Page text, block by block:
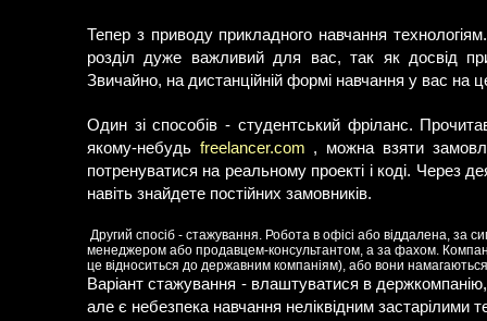
Тепер з приводу прикладного навчання
розділ дуже важливий для вас, так як досвід
Звичайно, на дистанційній формі навчання у вас на
Один зі способів - студентський фріланс.
якому-небудь freelancer.com , можна взяти
потренуватися на реальному проекті і коді. Через
навіть знайдете постійних замовників.
Другий спосіб - стажування. Робота в офісі або віддалена, за
менеджером або продавцем-консультантом, а за фахом.
це відноситься до державним компаніям), або вони намагаються
Варіант стажування - влаштуватися в
але є небезпека навчання неліквідним застарілими